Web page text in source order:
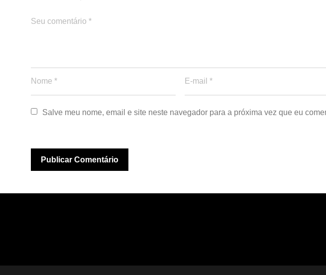
Salve meu nome, email e site neste navegador para a próxima vez que eu